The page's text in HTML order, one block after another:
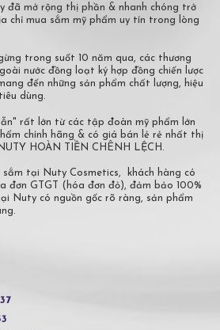
đã mở rộng thị phần & nhanh chóng trở
chỉ mua sắm mỹ phẩm uy tín trong lòng
trong suốt 10 năm qua, các thương
nước đồng loạt ký hợp đồng chiến lược
đến những sản phẩm chất lượng, hiệu
dùng.
rất lớn từ các tập đoàn mỹ phẩm lớn
chính hãng & có giá bán lẻ rẻ nhất thị
HOÀN TIỀN CHÊNH LỆCH.
tại Nuty Cosmetics, khách hàng có
đơn GTGT (hóa đơn đỏ), đảm bảo 100%
Nuty có nguồn gốc rõ ràng, sản phẩm